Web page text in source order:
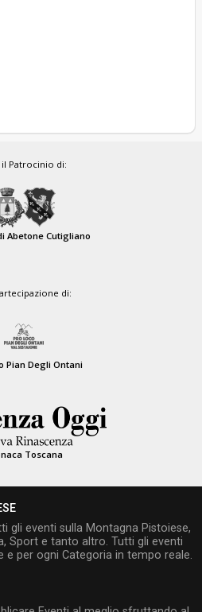
il Patrocinio di:
Abetone Cutigliano
di:
Pian Degli Ontani
Toscana
gli eventi sulla Montagna Pistoiese,
Sport e tanto altro. Tutti gli eventi
e per ogni Categoria in tempo reale.